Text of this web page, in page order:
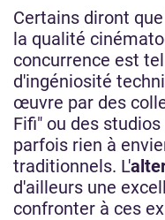
Certains diront
la qualité
concurrence est
d'ingéniosité
œuvre par des
Fifi" ou des
parfois rien à
traditionnels. L'
d'ailleurs une
confronter à ces